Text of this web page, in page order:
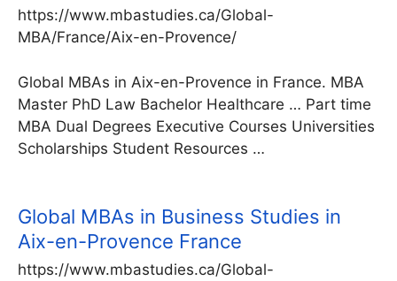
https://www.mbastudies.ca/Global-
MBA/France/Aix-en-Provence/
Global MBAs in Aix-en-Provence in France. MBA
Master PhD Law Bachelor Healthcare … Part time
MBA Dual Degrees Executive Courses Universities
Scholarships Student Resources …
Global MBAs in Business Studies in
Aix-en-Provence France
https://www.mbastudies.ca/Global-